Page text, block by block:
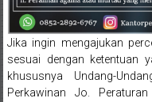
Istimewa
Yogyakarta,
Makassar,
Jika ingin mengajukan
sesuai dengan ketentuan
khususnya Undang-
Perkawinan Jo.